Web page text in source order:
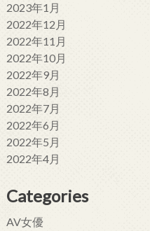
2023年1月
2022年12月
2022年11月
2022年10月
2022年9月
2022年8月
2022年7月
2022年6月
2022年5月
2022年4月
Categories
AV女優